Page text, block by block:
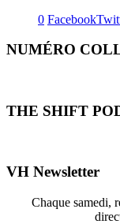
0 Facebook
NUMÉRO
THE SHIFT
VH Newsletter
Chaque samedi,